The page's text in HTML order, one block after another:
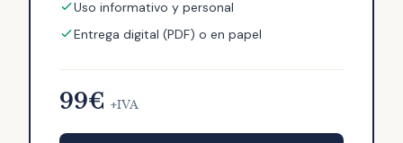
Uso informativo y personal
Entrega digital (PDF) o en papel
99€ +IVA